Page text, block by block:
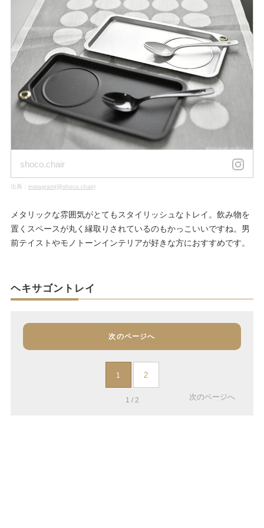
shoco.chair
出典： instagram(@shoco.chair)
メタリックな雰囲気がとてもスタイリッシュなトレイ。飲み物を
置くスペースが丸く縁取りされているのもかっこいいですね。男
前テイストやモノトーンインテリアが好きな方におすすめです。
ヘキサゴントレイ
次のページへ
1 2
1 / 2 次のページへ